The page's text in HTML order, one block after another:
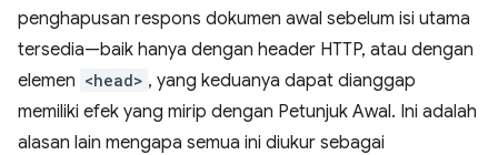
penghapusan respons dokumen awal sebelum isi utama
tersedia—baik hanya dengan header HTTP, atau dengan
elemen <head> , yang keduanya dapat dianggap
memiliki efek yang mirip dengan Petunjuk Awal. Ini adalah
alasan lain mengapa semua ini diukur sebagai